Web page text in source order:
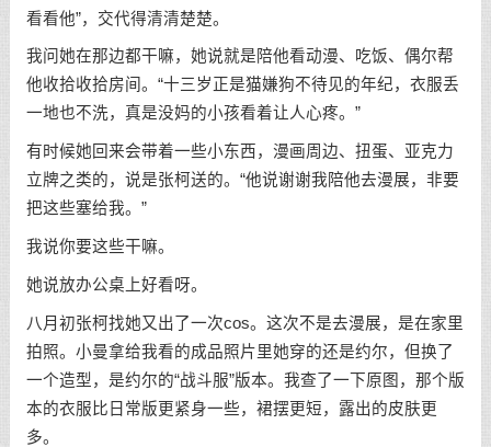
看看他”，交代得清清楚楚。
我问她在那边都干嘛，她说就是陪他看动漫、吃饭、偶尔帮
他收拾收拾房间。“十三岁正是猫嫌狗不待见的年纪，衣服丢
一地也不洗，真是没妈的小孩看着让人心疼。”
有时候她回来会带着一些小东西，漫画周边、扭蛋、亚克力
立牌之类的，说是张柯送的。“他说谢谢我陪他去漫展，非要
把这些塞给我。”
我说你要这些干嘛。
她说放办公桌上好看呀。
八月初张柯找她又出了一次cos。这次不是去漫展，是在家里
拍照。小曼拿给我看的成品照片里她穿的还是约尔，但换了
一个造型，是约尔的“战斗服”版本。我查了一下原图，那个版
本的衣服比日常版更紧身一些，裙摆更短，露出的皮肤更
多。